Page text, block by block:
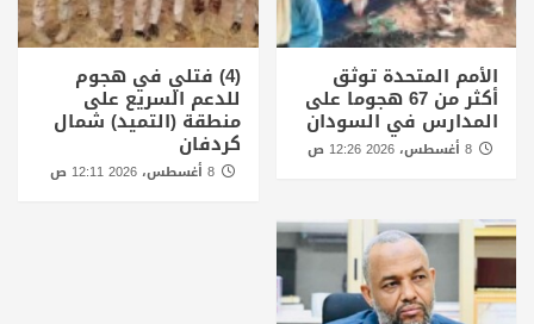
الأمم المتحدة توثق
أكثر من 67 هجوما على
المدارس في السودان
(4) فتلي في هجوم
للدعم السريع على
منطقة (التميد) شمال
كردفان
8 أغسطس، 2026 12:11 ص